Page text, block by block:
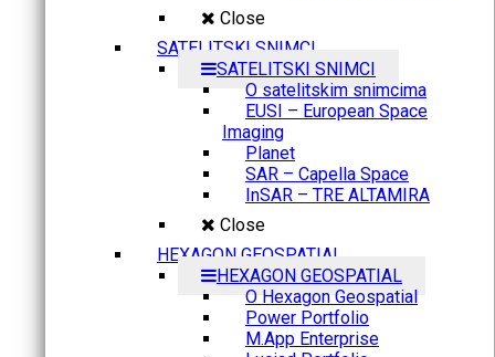
Close
SATELITSKI SNIMCI
SATELITSKI SNIMCI
O satelitskim snimcima
EUSI – European Space
Imaging
Planet
SAR – Capella Space
InSAR – TRE ALTAMIRA
Close
HEXAGON GEOSPATIAL
HEXAGON GEOSPATIAL
O Hexagon Geospatial
Power Portfolio
M.App Enterprise